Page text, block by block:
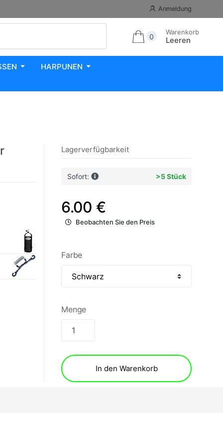
Anmeldung
0
Warenkorb
Leeren
HARPUNEN
Lagerverfügbarkeit
Sofort: >5 Stück
6.00 €
Beobachten Sie den Preis
Farbe
Menge
In den Warenkorb